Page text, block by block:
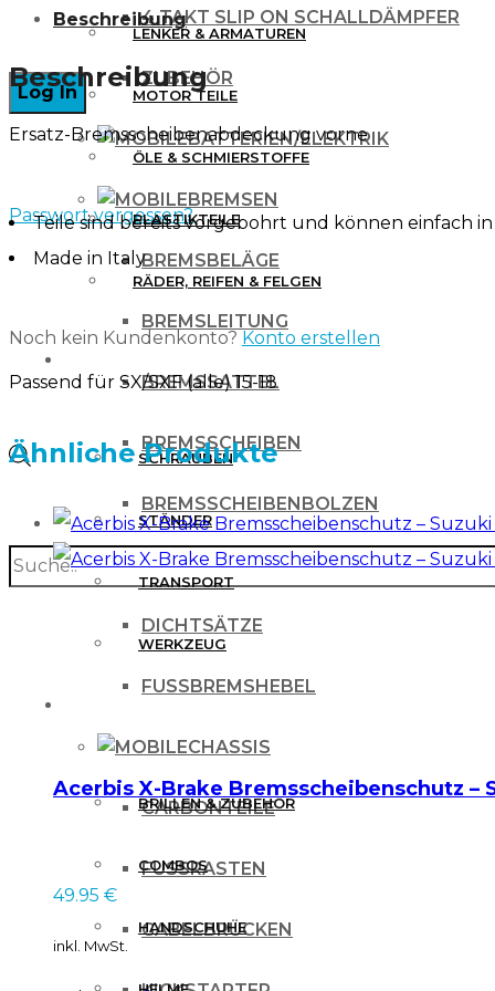
4 TAKT SLIP ON SCHALLDÄMPFER
ZUBEHÖR
BATTERIEN/ELEKTRIK
BREMSEN
BREMSBELÄGE
BREMSLEITUNG
BREMSSATTEL
BREMSSCHEIBEN
BREMSSCHEIBENBOLZEN
BREMSSCHEIBENSCHUTZ
DICHTSÄTZE
FUSSBREMSHEBEL
CHASSIS
CARBONTEILE
FUSSRASTEN
GABELBRÜCKEN
Passwort vergessen?
Noch kein Kundenkonto? Konto erstellen
Products
search
LENKER & ARMATUREN
MOTOR TEILE
ÖLE & SCHMIERSTOFFE
PLASTIKTEILE
RÄDER, REIFEN & FELGEN
SCHRAUBEN
STÄNDER
TRANSPORT
WERKZEUG
BRILLEN & ZUBEHÖR
COMBOS
HANDSCHUHE
SX/SX-
F/EXC
125
20
Beschreibung
Beschreibung
Ersatz-Bremsscheibenabdeckung vorne
Teile sind bereits vorgebohrt und können einfach
Made in Italy
Passend für SX/SXF (alle) 15-18
Ähnliche Produkte
Acerbis X-Brake Bremsscheibenschutz –
49.95 €
inkl. MwSt.